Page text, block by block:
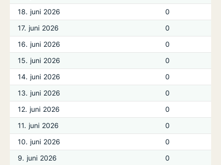
18. juni 2026
0
17. juni 2026
0
16. juni 2026
0
15. juni 2026
0
14. juni 2026
0
13. juni 2026
0
12. juni 2026
0
11. juni 2026
0
10. juni 2026
0
9. juni 2026
0